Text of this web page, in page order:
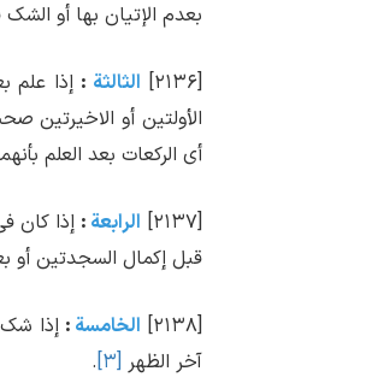
بعدم الإتیان بها أو
[۲۱۳۶] الثالثة : إذا علم
الأولتین أو الاخیرتین
أی الرکعات بعد العلم
[۲۱۳۷] الرابعة : إذا کان
قبل إکمال السجدتین أو
[۲۱۳۸] الخامسة : إذا شک
آخر الظهر [۳] .